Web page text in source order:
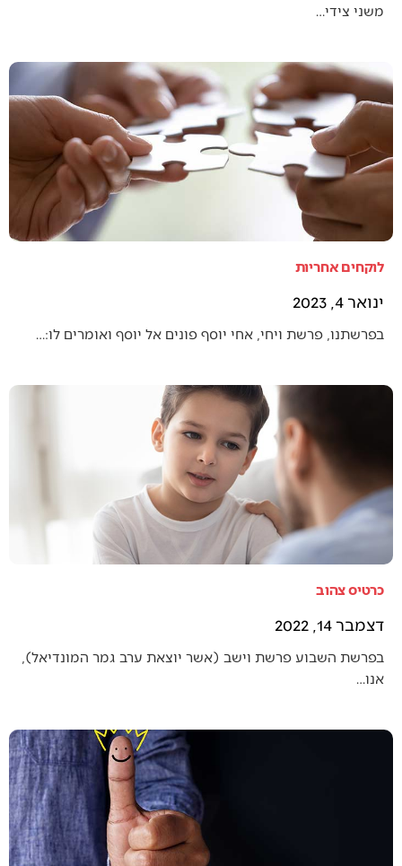
משני צידי…
לוקחים אחריות
ינואר 4, 2023
בפרשתנו, פרשת ויחי, אחי יוסף פונים אל יוסף ואומרים לו:…
כרטיס צהוב
דצמבר 14, 2022
בפרשת השבוע פרשת וישב (אשר יוצאת ערב גמר המונדיאל),
אנו…